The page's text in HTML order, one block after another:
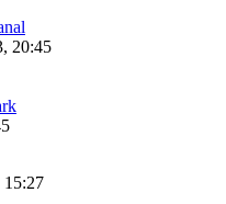
20:45
15:27